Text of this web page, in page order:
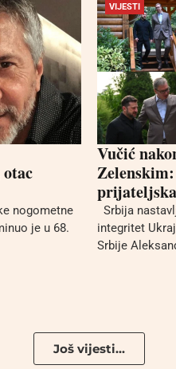
nogometne
je u 68.
VIJESTI
Vučić
Srbija
integritet
Srbije
Još vijesti...